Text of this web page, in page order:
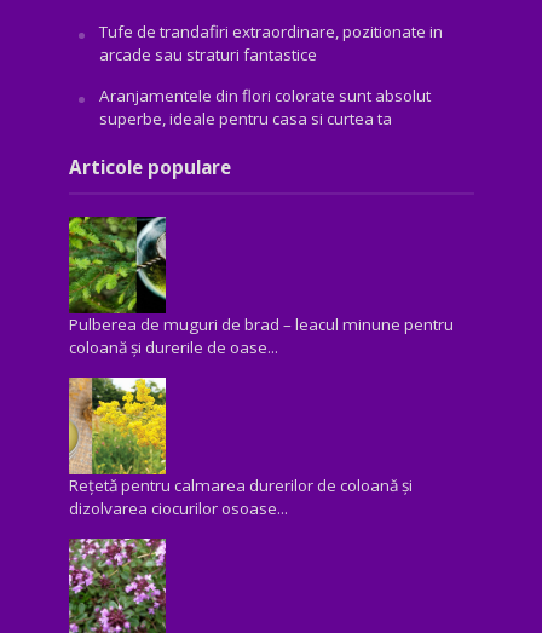
Tufe de trandafiri extraordinare, pozitionate in
arcade sau straturi fantastice
Aranjamentele din flori colorate sunt absolut
superbe, ideale pentru casa si curtea ta
Articole populare
Pulberea de muguri de brad – leacul minune pentru
coloană și durerile de oase...
Rețetă pentru calmarea durerilor de coloană și
dizolvarea ciocurilor osoase...